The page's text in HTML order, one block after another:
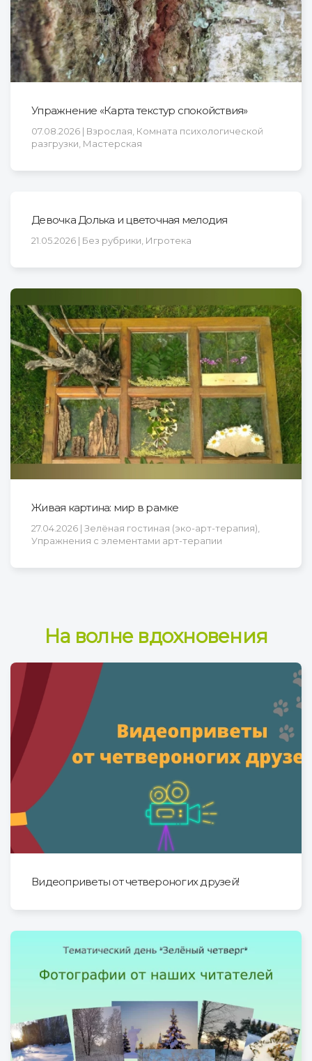
Упражнение «Карта текстур спокойствия»
07.08.2026 | Взрослая, Комната психологической
разгрузки, Мастерская
Девочка Долька и цветочная мелодия
21.05.2026 | Без рубрики, Игротека
Живая картина: мир в рамке
27.04.2026 | Зелёная гостиная (эко-арт-терапия),
Упражнения с элементами арт-терапии
На волне вдохновения
Видеоприветы от четвероногих друзей!